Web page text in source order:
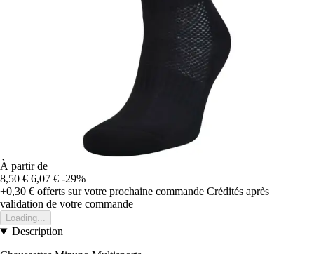
À partir de
8,50 € 6,07 € -29%
+0,30 € offerts sur votre prochaine commande Crédités après
validation de votre commande
Loading...
Description